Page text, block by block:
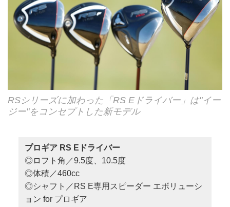
RSシリーズに加わった「RS Eドライバー」は"イー
ジー"をコンセプトした新モデル
プロギア RS Eドライバー
◎ロフト角／9.5度、10.5度
◎体積／460cc
◎シャフト／RS E専用スピーダー エボリューシ
ョン for プロギア